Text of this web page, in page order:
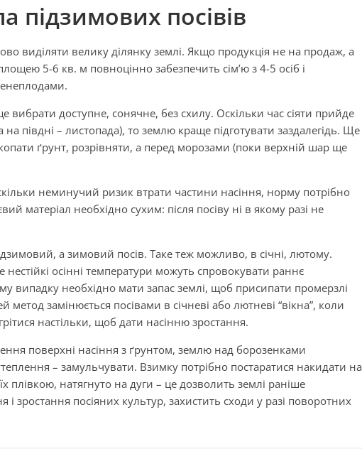
підзимових посівів
виділяти велику ділянку землі. Якщо продукція не на продаж, а
5-6 кв. м повноцінно забезпечить сім’ю з 4-5 осіб і
вибрати доступне, сонячне, без схилу. Оскільки час сіяти прийде
на півдні – листопада), то землю краще підготувати заздалегідь. Ще
ґрунт, розрівняти, а перед морозами (поки верхній шар ще
неминучий ризик втрати частини насіння, норму потрібно
матеріал необхідно сухим: після посіву ні в якому разі не
а зимовий посів. Таке теж можливо, в січні, лютому.
осінні температури можуть спровокувати раннє
випадку необхідно мати запас землі, щоб присипати промерзлі
метод замінюється посівами в січневі або лютневі “вікна”, коли
настільки, щоб дати насінню зростання.
поверхні насіння з ґрунтом, землю над борозенками
– замульчувати. Взимку потрібно постаратися накидати на
плівкою, натягнуто на дуги – це дозволить землі раніше
і зростання посіяних культур, захистить сходи у разі поворотних